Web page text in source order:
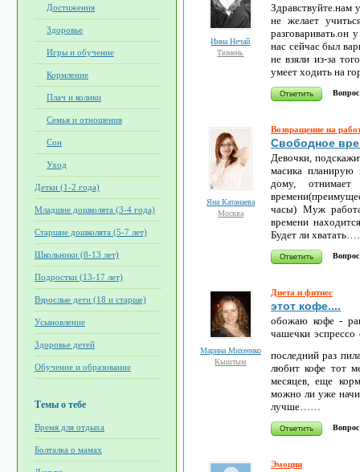
Достижения
Здоровье
Игры и обучение
Кормление
Плач и колики
Семья и отношения
Сон
Уход
Детки (1-2 года)
Младшие дошколята (3-4 года)
Старшие дошколята (5-7 лет)
Школьники (8-13 лет)
Подростки (13-17 лет)
Взрослые дети (18 и старше)
Усыновление
Здоровье детей
Обучение и образование
Темы о тебе
Время для отдыха
Болталка о мамах
Инна Нечай
Тюмень
Здравствуйте.нам
не желает
разговаривать.он
нас сейчас был
не взяли из-за
умеет ходить на
Вопрос
Яна Катанаева
Москва
Возвращение на
Свободное
Девочки,
масика планирую
дому,
часы) Муж
времени
Будет ли
Вопрос
Марина Михеенко
Кыштым
Диета и фитнес
этот кофе....
обожаю кофе -
чашечки
последний раз
любит кофе тот
месяцев, еще
можно ли уже
лучше……
Вопрос
Эмоции